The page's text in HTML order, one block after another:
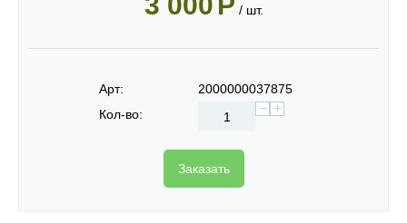
/ шт.
Арт:
2000000037875
Кол-во:
+
−
Заказать